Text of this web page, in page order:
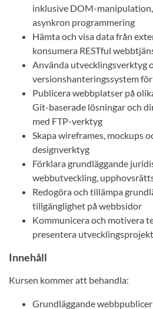
inklusive DOM-
asynkron programmering
Hämta och visa data från
konsumera RESTful
Använda utvecklingsverktyg
versionshanteringssystem
Publicera webbplatser på
Git-baserade lösningar och
med FTP-verktyg
Skapa wireframes, mockups
designverktyg
Förklara grundläggande
webbutveckling,
Redogöra och tillämpa
tillgänglighet på webbsidor
Kommunicera och motivera
presentera utvecklingsprojekt
Innehåll
Kursen kommer att behandla:
Grundläggande